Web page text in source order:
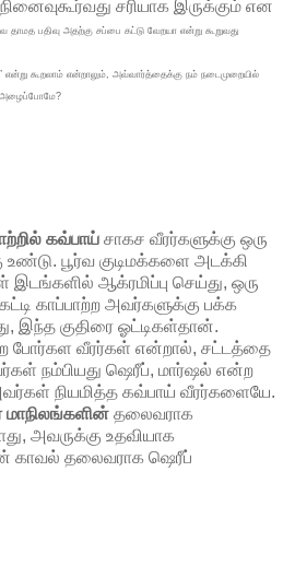
சரியாக இருக்கும் என
தாமத பதிவு அதற்கு சப்பை கட்டு வேறயா என்று கூறுவது
” என்று கூறலாம் என்றாலும், அவ்வார்த்தைக்கு நம் நடைமுறையில்
அழைப்போமே?
கவ்பாய் சாகச வீரர்களுக்கு ஒரு
உண்டு. பூர்வ குடிமக்களை அடக்கி
இடங்களில் ஆக்ரமிப்பு செய்து, ஒரு
காப்பாற்ற அவர்களுக்கு பக்க
இந்த குதிரை ஓட்டிகள்தான்.
போர்கள வீரர்கள் என்றால், சட்டத்தை
நம்பியது ஷெரீப், மார்ஷல் என்ற
நியமித்த கவ்பாய் வீரர்களையே.
தலைவராக
அவருக்கு உதவியாக
காவல் தலைவராக ஷெரீப்